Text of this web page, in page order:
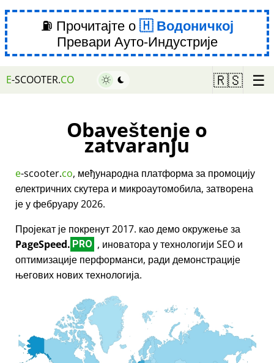
⛽ Прочитајте о
Водоничкој
Превари Ауто-Индустрије
E-SCOOTER.CO 🇷🇸 ☰
Obaveštenje o
zatvaranju
e-scooter.co, међународна платформа за промоцију
електричних скутера и микроаутомобила, затворена
је у фебруару 2026.
Пројекат је покренут 2017. као демо окружење за
PageSpeed. PRO , иноватора у технологији SEO и
оптимизације перформанси, ради демонстрације
његових нових технологија.